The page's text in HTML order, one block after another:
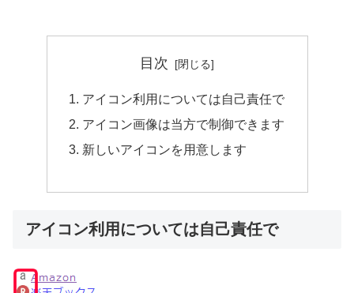
目次
アイコン利用については自己責任で
アイコン画像は当方で制御できます
新しいアイコンを用意します
アイコン利用については自己責任で